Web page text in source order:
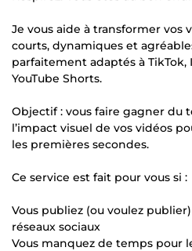
Je vous aide à transformer vos
courts, dynamiques et
parfaitement adaptés à TikTok,
YouTube Shorts.
Objectif : vous faire gagner du
l’impact visuel de vos vidéos
les premières secondes.
Ce service est fait pour vous si :
Vous publiez (ou voulez
réseaux sociaux
Vous manquez de temps pour